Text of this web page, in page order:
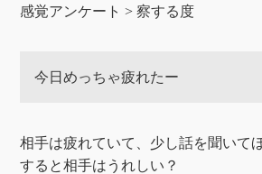
感覚アンケート >察する度
今日めっちゃ疲れたー
相手は疲れていて、少し話を聞いて
すると相手はうれしい？